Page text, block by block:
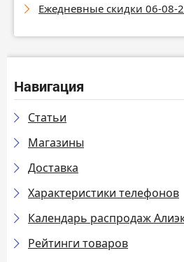
Ежедневные скидки 06-08-
Навигация
Статьи
Магазины
Доставка
Характеристики телефонов
Календарь распродаж
Рейтинги товаров